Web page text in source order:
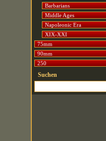
Barbarians
Middle Ages
Napoleonic Era
XIX-XXI
75mm
90mm
250
Suchen